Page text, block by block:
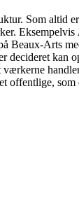
Som altid
Eksempelvis
Beaux-Arts
kan
offentlige,